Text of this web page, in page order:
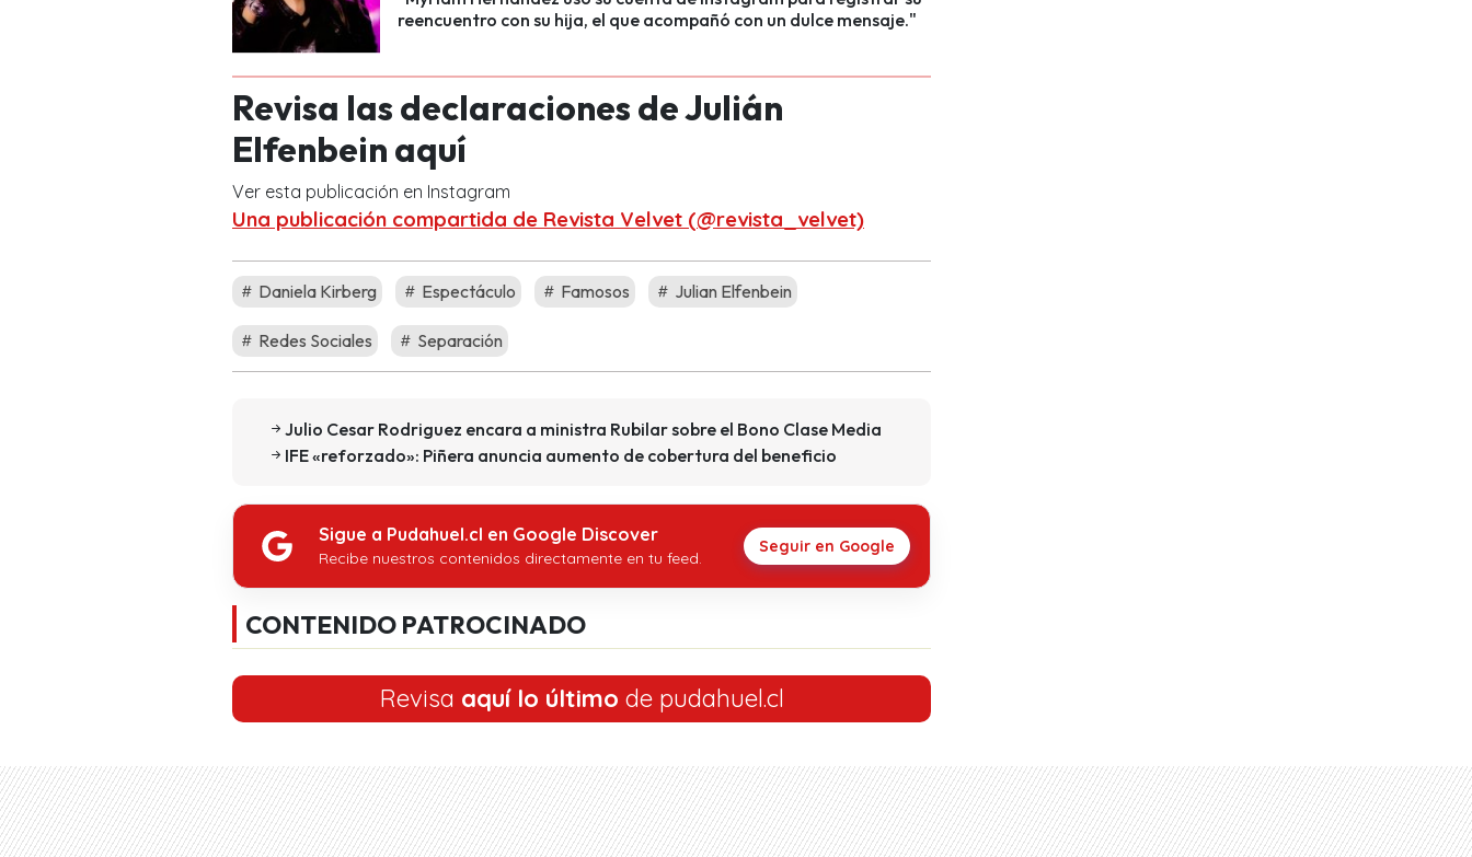
reencuentro con su hija, el que acompañó con un dulce mensaje."
Revisa las declaraciones de Julián
Elfenbein aquí
Ver esta publicación en Instagram
Una publicación compartida de Revista Velvet (@revista_velvet)
Daniela Kirberg Espectáculo Famosos Julian Elfenbein
Redes Sociales Separación
Julio Cesar Rodriguez encara a ministra Rubilar sobre el Bono Clase Media
IFE «reforzado»: Piñera anuncia aumento de cobertura del beneficio
Sigue a Pudahuel.cl en Google Discover
Recibe nuestros contenidos directamente en tu feed.
Seguir en Google
CONTENIDO PATROCINADO
Revisa aquí lo último de pudahuel.cl